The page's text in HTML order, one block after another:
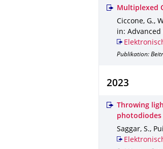
Multiplexed
Ciccone, G.,
in:
Publikation:
2023
Throwing
photodiodes
Saggar, S.,